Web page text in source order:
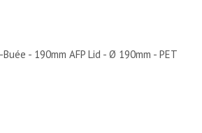
- 190mm AFP Lid - Ø 190mm - PET